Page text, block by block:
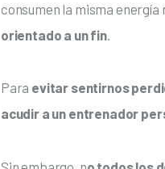
consumen la misma energía
orientado a un fin.
Para evitar sentirnos
acudir a un entrenador